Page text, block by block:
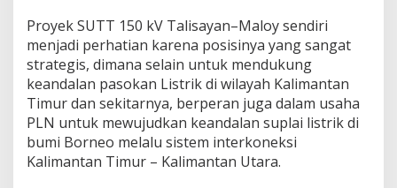
Proyek SUTT 150 kV Talisayan–Maloy sendiri
menjadi perhatian karena posisinya yang sangat
strategis, dimana selain untuk mendukung
keandalan pasokan Listrik di wilayah Kalimantan
Timur dan sekitarnya, berperan juga dalam usaha
PLN untuk mewujudkan keandalan suplai listrik di
bumi Borneo melalu sistem interkoneksi
Kalimantan Timur – Kalimantan Utara.